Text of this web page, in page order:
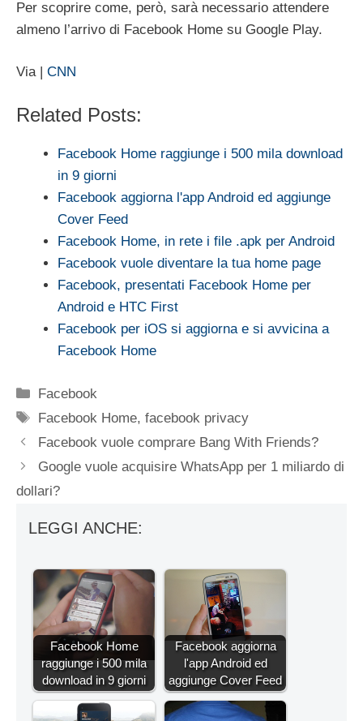
Per scoprire come, però, sarà necessario attendere
almeno l’arrivo di Facebook Home su Google Play.
Via | CNN
Related Posts:
Facebook Home raggiunge i 500 mila download
in 9 giorni
Facebook aggiorna l'app Android ed aggiunge
Cover Feed
Facebook Home, in rete i file .apk per Android
Facebook vuole diventare la tua home page
Facebook, presentati Facebook Home per
Android e HTC First
Facebook per iOS si aggiorna e si avvicina a
Facebook Home
Categorie
Facebook
Tag
Facebook Home,facebook privacy
Facebook vuole comprare Bang With Friends?
Google vuole acquisire WhatsApp per 1 miliardo di
dollari?
LEGGI ANCHE:
Facebook Home
raggiunge i 500 mila
download in 9 giorni
Facebook aggiorna
l'app Android ed
aggiunge Cover Feed